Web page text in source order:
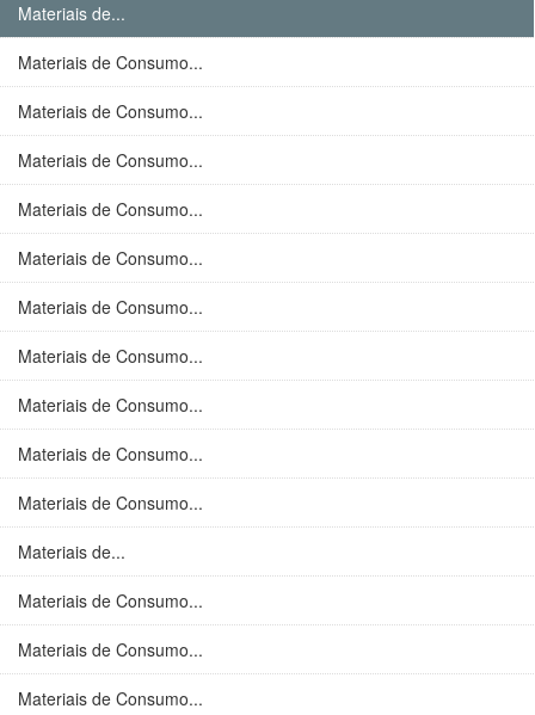
Materiais de...
Materiais de Consumo...
Materiais de Consumo...
Materiais de Consumo...
Materiais de Consumo...
Materiais de Consumo...
Materiais de Consumo...
Materiais de Consumo...
Materiais de Consumo...
Materiais de Consumo...
Materiais de Consumo...
Materiais de...
Materiais de Consumo...
Materiais de Consumo...
Materiais de Consumo...